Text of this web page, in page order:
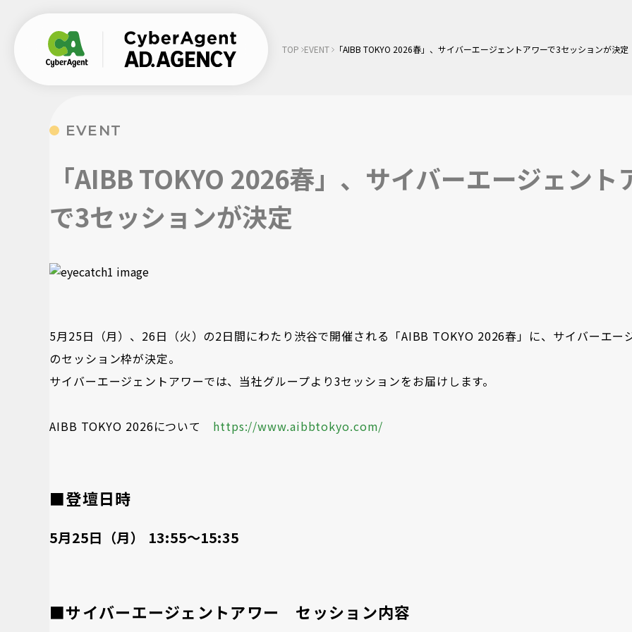
TOP EVENT 「AIBB TOKYO 2026春」、サイバーエージェントアワーで3セッションが決定
EVENT
「AIBB TOKYO 2026春」、サイバーエージェント
で3セッションが決定
5月25日（月）、26日（火）の2日間にわたり渋谷で開催される「AIBB TOKYO 2026春」に、サイバーエー
のセッション枠が決定。
サイバーエージェントアワーでは、当社グループより3セッションをお届けします。
AIBB TOKYO 2026について https://www.aibbtokyo.com/
■登壇日時
5月25日（月） 13:55～15:35
■サイバーエージェントアワー セッション内容